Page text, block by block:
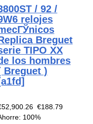
/ 92 /
relojes
Breguet
TIPO XX
los hombres
Breguet )
€188.79
100%